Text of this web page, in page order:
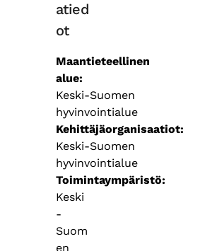
atied
ot
Maantieteellinen
alue
Keski-Suomen
hyvinvointialue
Kehittäjäorganisaatiot
Keski-Suomen
hyvinvointialue
Toimintaympäristö
Keski
-
Suom
en